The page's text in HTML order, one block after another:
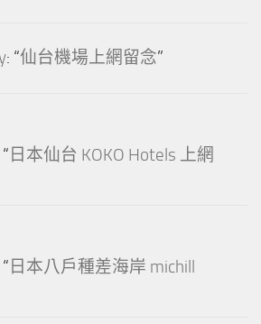
: “仙台機場上網留念”
日本仙台 KOKO Hotels 上網
日本八戶種差海岸 michill